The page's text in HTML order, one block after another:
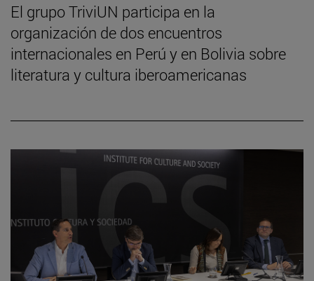
El grupo TriviUN participa en la
organización de dos encuentros
internacionales en Perú y en Bolivia sobre
literatura y cultura iberoamericanas